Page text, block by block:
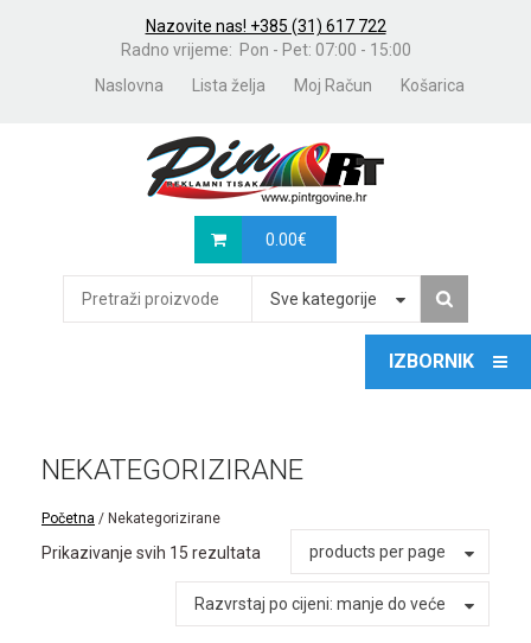
Nazovite nas! +385 (31) 617 722
Radno vrijeme: Pon - Pet: 07:00 - 15:00
Naslovna
Lista želja Moj Račun Košarica
0.00€
Sve kategorije
NEKATEGORIZIRANE
Početna / Nekategorizirane
Prikazivanje svih 15 rezultata products per page
Razvrstaj po cijeni: manje do veće